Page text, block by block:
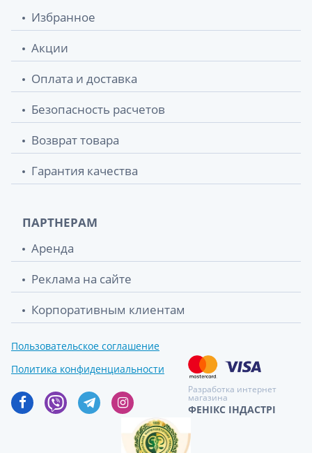
Избранное
Акции
Оплата и доставка
Безопасность расчетов
Возврат товара
Гарантия качества
ПАРТНЕРАМ
Аренда
Реклама на сайте
Корпоративным клиентам
Пользовательское соглашение
Политика конфиденциальности
Разработка интернет
магазина
ФЕНІКС ІНДАСТРІ